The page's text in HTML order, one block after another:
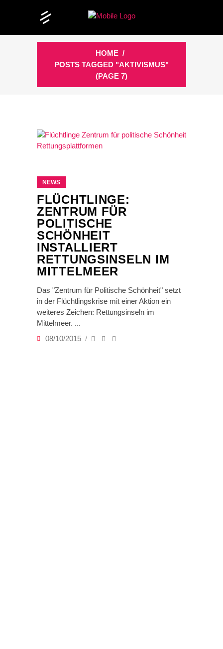
HOME /
POSTS TAGGED "AKTIVISMUS"
(PAGE 7)
NEWS
FLÜCHTLINGE:
ZENTRUM FÜR
POLITISCHE
SCHÖNHEIT
INSTALLIERT
RETTUNGSINSELN IM
MITTELMEER
Das "Zentrum für Politische Schönheit" setzt
in der Flüchtlingskrise mit einer Aktion ein
weiteres Zeichen: Rettungsinseln im
Mittelmeer.
08/10/2015